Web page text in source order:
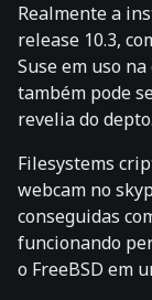
Realmente a
release 10.3,
Suse em uso
também pode
revelia do
Filesystems
webcam no
conseguidas
funcionando
o FreeBSD em